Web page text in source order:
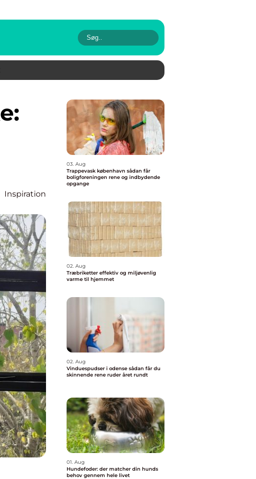
Inspiration
03. Aug
Trappevask københavn sådan får
boligforeningen rene og indbydende
opgange
02. Aug
Træbriketter effektiv og miljøvenlig
varme til hjemmet
02. Aug
Vinduespudser i odense sådan får du
skinnende rene ruder året rundt
01. Aug
Hundefoder: der matcher din hunds
behov gennem hele livet